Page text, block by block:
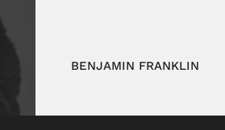
BENJAMIN FRANKLIN